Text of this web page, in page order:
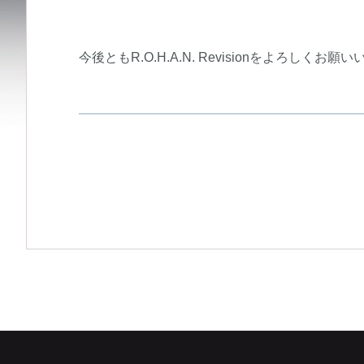
今後ともR.O.H.A.N. Revisionをよろしくお願い